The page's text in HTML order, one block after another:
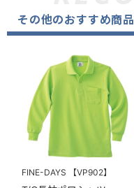
その他のおすすめ商品
FINE-DAYS 【VP902】